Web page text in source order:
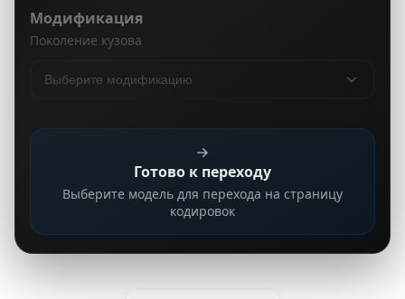
Модификация
Поколение кузова
Готово к переходу
Выберите модель для перехода на страницу
кодировок